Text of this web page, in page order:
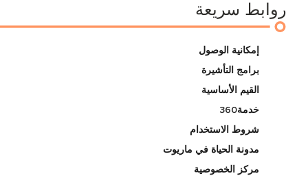
روابط سريعة
إمكانية الوصول
برامج التأشيرة
القيم الأساسية
خدمة360
شروط الاستخدام
مدونة الحياة في ماريوت
مركز الخصوصية